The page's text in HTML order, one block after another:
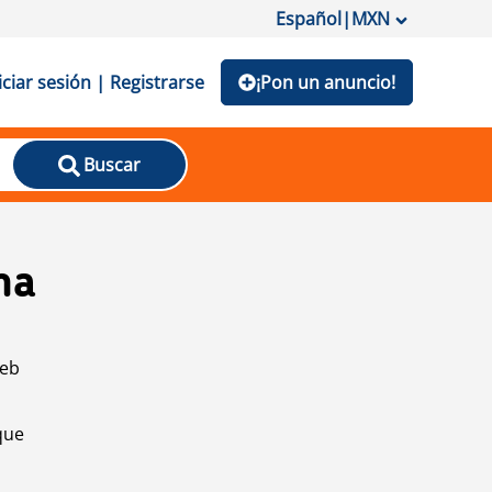
Español|MXN
sesión | Registrarse ¡Pon un anuncio!
Buscar